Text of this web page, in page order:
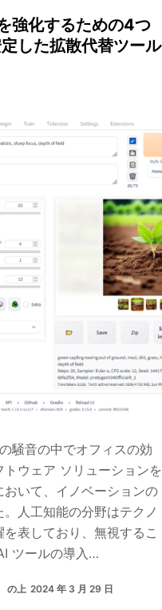
強化するための4つ
した拡散代替ツール
騒音の中でオフィスの効
ウェア ソリューションを
いて、イノベーションの
人工知能の分野はテクノ
表しており、無視するこ
ツールの導入…
の上 2024 年 3 月 29 日